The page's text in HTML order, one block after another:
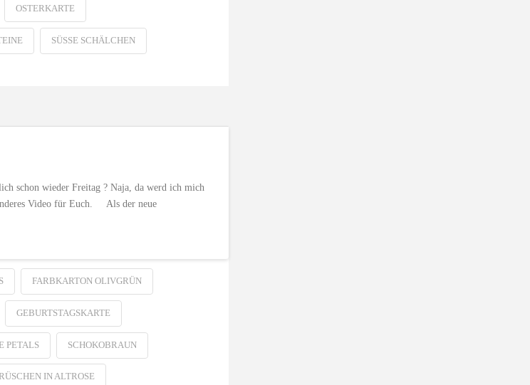
OSTERKARTE
SÜSSE SCHÄLCHEN
schon wieder Freitag ? Naja, da werd ich mich
Video für Euch. Als der neue
FARBKARTON OLIVGRÜN
GEBURTSTAGSKARTE
PETALS SCHOKOBRAUN
IN ALTROSE